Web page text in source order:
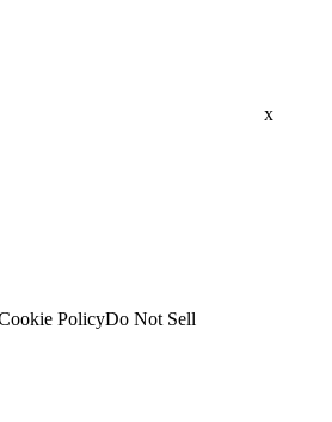
x
PolicyDo Not Sell